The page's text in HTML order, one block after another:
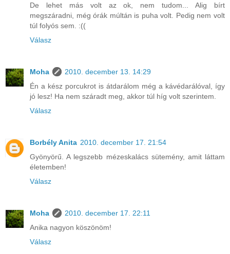
De lehet más volt az ok, nem tudom... Alig bírt
megszáradni, még órák múltán is puha volt. Pedig nem volt
túl folyós sem. :((
Válasz
Moha
2010. december 13. 14:29
Én a kész porcukrot is átdarálom még a kávédarálóval, így
jó lesz! Ha nem száradt meg, akkor túl híg volt szerintem.
Válasz
Borbély Anita 2010. december 17. 21:54
Gyönyörű. A legszebb mézeskalács sütemény, amit láttam
életemben!
Válasz
Moha
2010. december 17. 22:11
Anika nagyon köszönöm!
Válasz